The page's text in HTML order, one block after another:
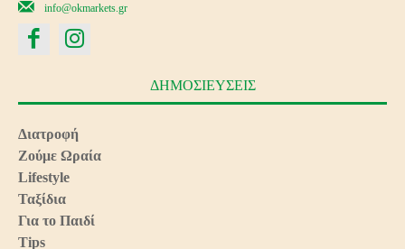
info@okmarkets.gr
ΔΗΜΟΣΙΕΥΣΕΙΣ
Διατροφή
Ζούμε Ωραία
Lifestyle
Ταξίδια
Για το Παιδί
Tips